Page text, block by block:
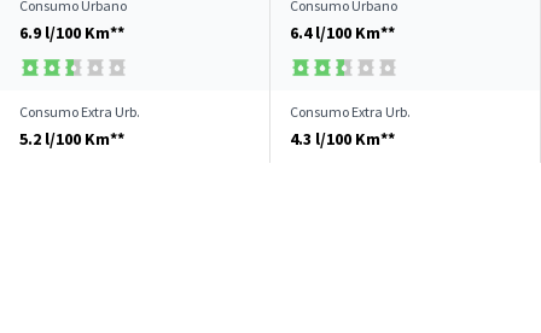
Consumo Urbano
6.9 l/100 Km**
Consumo Urbano
6.4 l/100 Km**
Consumo Extra Urb.
5.2 l/100 Km**
Consumo Extra Urb.
4.3 l/100 Km**